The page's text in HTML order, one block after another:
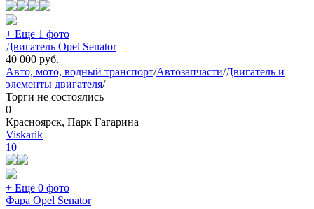
+ Ещё 1 фото
Двигатель Opel Senator
40 000 руб.
Авто, мото, водный транспорт/Автозапчасти/Двигатель и
элементы двигателя/
Торги не состоялись
0
Красноярск, Парк Гагарина
Viskarik
10
+ Ещё 0 фото
Фара Opel Senator